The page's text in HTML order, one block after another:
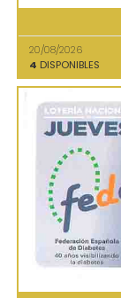
20/08/2026
4 DISPONIBLES